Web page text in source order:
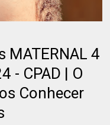
MATERNAL 4
- CPAD | O
Conhecer